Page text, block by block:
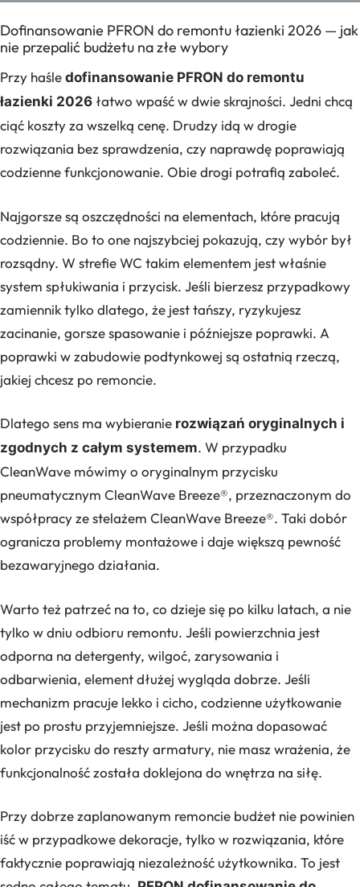
Dofinansowanie PFRON do remontu łazienki 2026 — jak
nie przepalić budżetu na złe wybory
Przy haśle dofinansowanie PFRON do remontu
łazienki 2026 łatwo wpaść w dwie skrajności. Jedni chcą
ciąć koszty za wszelką cenę. Drudzy idą w drogie
rozwiązania bez sprawdzenia, czy naprawdę poprawiają
codzienne funkcjonowanie. Obie drogi potrafią zaboleć.
Najgorsze są oszczędności na elementach, które pracują
codziennie. Bo to one najszybciej pokazują, czy wybór był
rozsądny. W strefie WC takim elementem jest właśnie
system spłukiwania i przycisk. Jeśli bierzesz przypadkowy
zamiennik tylko dlatego, że jest tańszy, ryzykujesz
zacinanie, gorsze spasowanie i późniejsze poprawki. A
poprawki w zabudowie podtynkowej są ostatnią rzeczą,
jakiej chcesz po remoncie.
Dlatego sens ma wybieranie rozwiązań oryginalnych i
zgodnych z całym systemem. W przypadku
CleanWave mówimy o oryginalnym przycisku
pneumatycznym CleanWave Breeze®, przeznaczonym do
współpracy ze stelażem CleanWave Breeze®. Taki dobór
ogranicza problemy montażowe i daje większą pewność
bezawaryjnego działania.
Warto też patrzeć na to, co dzieje się po kilku latach, a nie
tylko w dniu odbioru remontu. Jeśli powierzchnia jest
odporna na detergenty, wilgoć, zarysowania i
odbarwienia, element dłużej wygląda dobrze. Jeśli
mechanizm pracuje lekko i cicho, codzienne użytkowanie
jest po prostu przyjemniejsze. Jeśli można dopasować
kolor przycisku do reszty armatury, nie masz wrażenia, że
funkcjonalność została doklejona do wnętrza na siłę.
Przy dobrze zaplanowanym remoncie budżet nie powinien
iść w przypadkowe dekoracje, tylko w rozwiązania, które
faktycznie poprawiają niezależność użytkownika. To jest